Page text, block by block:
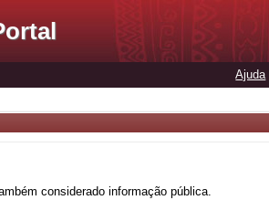
Ajuda
considerado informação pública.